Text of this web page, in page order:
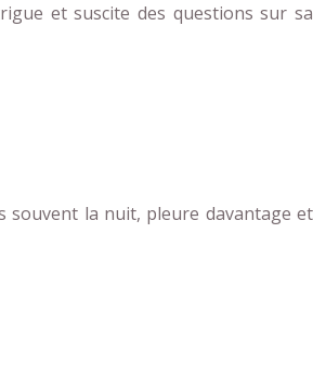
et suscite des questions sur sa
souvent la nuit, pleure davantage et